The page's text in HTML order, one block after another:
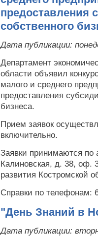
предоставления
собственного
Дата публикации:
Департамент
области объявил
малого и среднего
предоставления
бизнеса.
Прием заявок
включительно.
Заявки принимаются по
Калиновская, д. 38, оф.
развития Костромской
Справки по телефонам:
"День Знаний в
Дата публикации: